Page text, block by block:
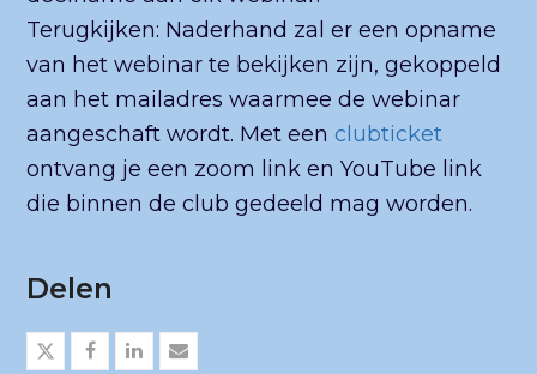
Terugkijken: Naderhand zal er een opname
van het webinar te bekijken zijn, gekoppeld
aan het mailadres waarmee de webinar
aangeschaft wordt. Met eenclubticket
ontvang je een zoom link en YouTube link
die binnen de club gedeeld mag worden.
Delen